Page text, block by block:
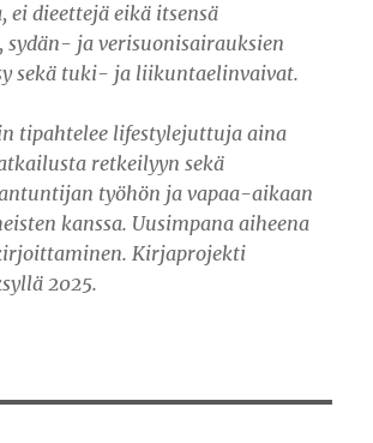
ei dieettejä eikä itsensä
sydän- ja verisuonisairauksien
sekä tuki- ja liikuntaelinvaivat.
tipahtelee lifestylejuttuja aina
retkeilyyn sekä
työhön ja vapaa-aikaan
kanssa. Uusimpana aiheena
Kirjaprojekti
2025.